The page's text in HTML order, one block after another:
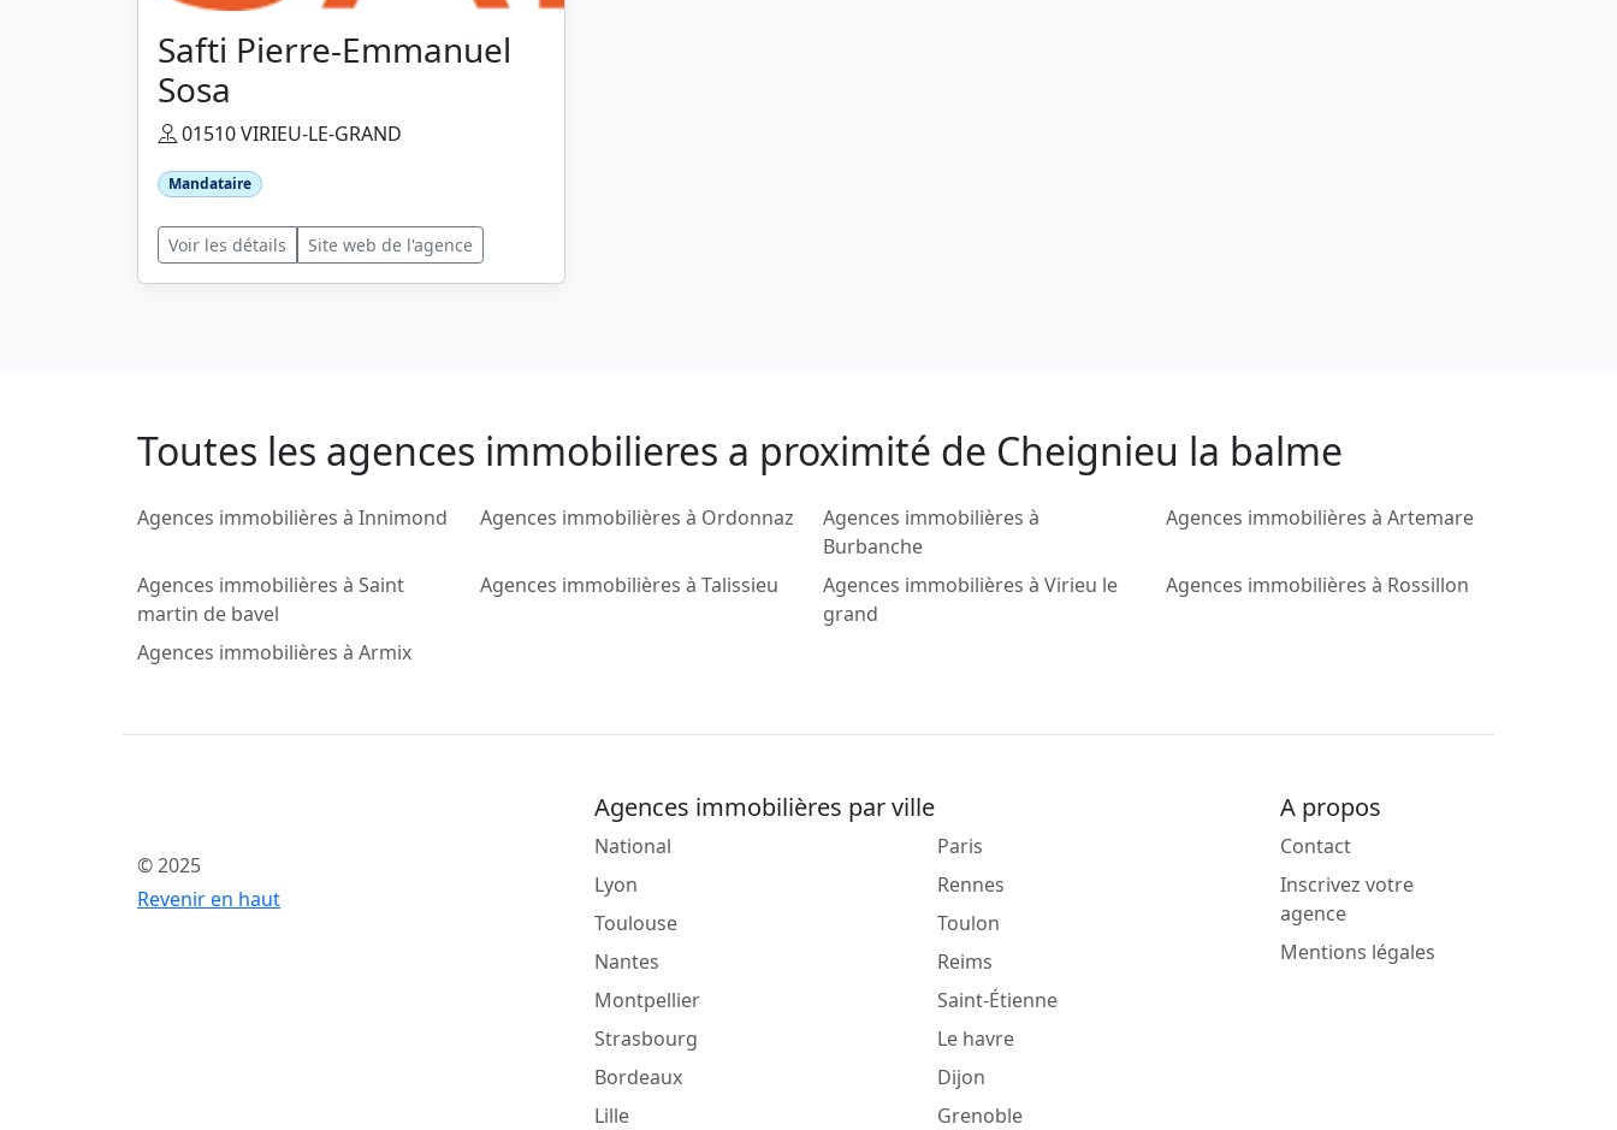
Safti Pierre-Emmanuel
Sosa
01510 VIRIEU-LE-GRAND
Mandataire
Voir les détails Site web de l'agence
Toutes les agences immobilieres a proximité de Cheignieu la balme
Agences immobilières à Innimond Agences immobilières à Ordonnaz
Agences immobilières à
Burbanche
Agences immobilières à Artemare
Agences immobilières à Saint
martin de bavel
Agences immobilières à Talissieu
Agences immobilières à Virieu le
grand
Agences immobilières à Rossillon
Agences immobilières à Armix
© 2025
Revenir en haut
Agences immobilières par ville
National
Lyon
Toulouse
Nantes
Montpellier
Strasbourg
Bordeaux
Lille
Paris
Rennes
Toulon
Reims
Saint-Étienne
Le havre
Dijon
Grenoble
A propos
Contact
Inscrivez votre
agence
Mentions légales